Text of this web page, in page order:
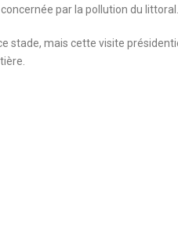
par la pollution du littoral.
stade, mais cette visite